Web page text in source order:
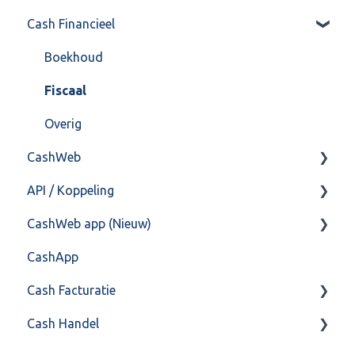
Bank(koppeling)
Import/Export
Postbus
Training & Consultancy
Overig
Cash Financieel
Boekhoud
Fiscaal
Overig
CashWeb
CashHero Layout
Mailen vanuit CASHWeb
Algemeen gebruik
API / Koppeling
Algemeen
Api 3.0 (SOAP API)
API 4.0 (REST API)
CashWeb app (Nieuw)
Veel gestelde vragen
CashApp
Cash Facturatie
Factureren
Cash Handel